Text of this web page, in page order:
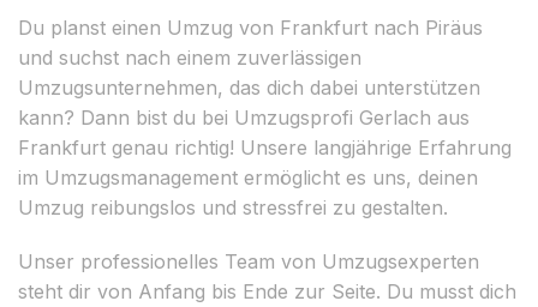
Du planst einen Umzug von Frankfurt nach Piräus
und suchst nach einem zuverlässigen
Umzugsunternehmen, das dich dabei unterstützen
kann? Dann bist du bei Umzugsprofi Gerlach aus
Frankfurt genau richtig! Unsere langjährige Erfahrung
im Umzugsmanagement ermöglicht es uns, deinen
Umzug reibungslos und stressfrei zu gestalten.
Unser professionelles Team von Umzugsexperten
steht dir von Anfang bis Ende zur Seite. Du musst dich